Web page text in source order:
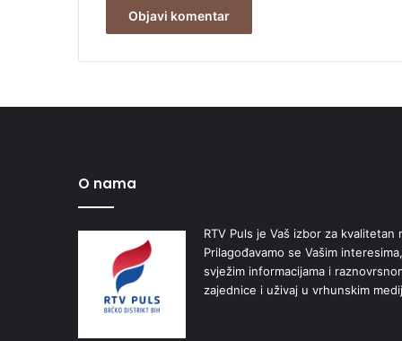
O nama
RTV Puls je Vaš izbor za
Prilagođavamo se Vašim
svježim informacijama i
zajednice i uživaj u vrhunskim